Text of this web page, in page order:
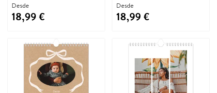
Desde
18,99 €
Desde
18,99 €